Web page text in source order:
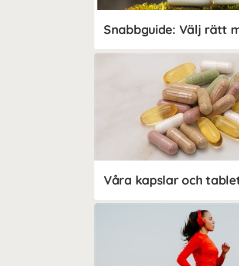
Snabbguide: Välj rätt
Våra kapslar och